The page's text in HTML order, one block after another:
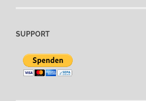
SUPPORT